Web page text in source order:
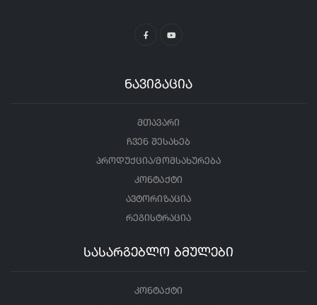
ნავიგაცია
მთავარი
ჩვენ შესახებ
პროდუქცია/მომსახურება
კონტაქტი
ავტორიზაცია
რეგისტრაცია
სასარგებლო ბმულები
კონტაქტი